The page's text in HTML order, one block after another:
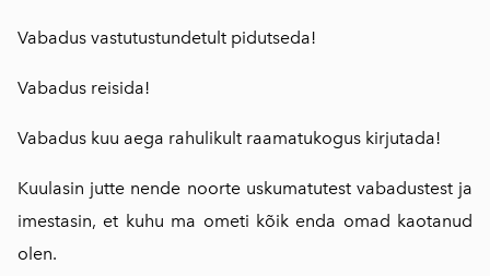
Vabadus vastutustundetult pidutseda!
Vabadus reisida!
Vabadus kuu aega rahulikult raamatukogus kirjutada!
Kuulasin jutte nende noorte uskumatutest vabadustest ja
imestasin, et kuhu ma ometi kõik enda omad kaotanud
olen.